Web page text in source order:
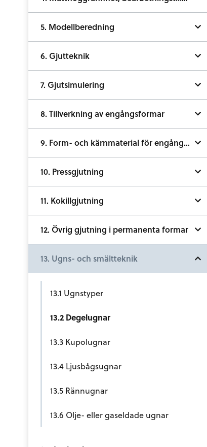
5. Modellberedning
6. Gjutteknik
7. Gjutsimulering
8. Tillverkning av engångsformar
9. Form- och kärnmaterial för engångsformar
10. Pressgjutning
11. Kokillgjutning
12. Övrig gjutning i permanenta formar
13. Ugns- och smältteknik
13.1 Ugnstyper
13.2 Degelugnar
13.3 Kupolugnar
13.4 Ljusbågsugnar
13.5 Rännugnar
13.6 Olje- eller gaseldade ugnar